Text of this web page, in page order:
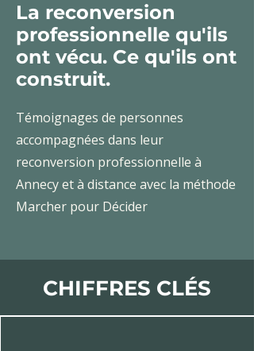
La reconversion
professionnelle qu'ils
ont vécu. Ce qu'ils ont
construit.
Témoignages de personnes
accompagnées dans leur
reconversion professionnelle à
Annecy et à distance avec la méthode
Marcher pour Décider
CHIFFRES CLÉS